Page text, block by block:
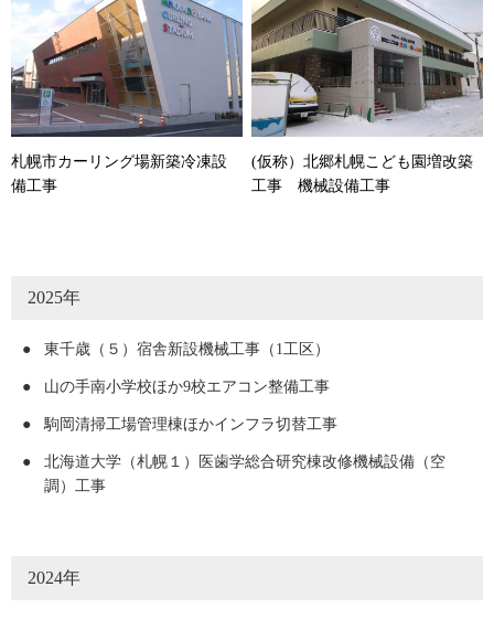
札幌市カーリング場新築冷凍設
備工事
(仮称）北郷札幌こども園増改築
工事 機械設備工事
2025年
● 東千歳（５）宿舎新設機械工事（1工区）
● 山の手南小学校ほか9校エアコン整備工事
● 駒岡清掃工場管理棟ほかインフラ切替工事
●
北海道大学（札幌１）医歯学総合研究棟改修機械設備（空
調）工事
2024年